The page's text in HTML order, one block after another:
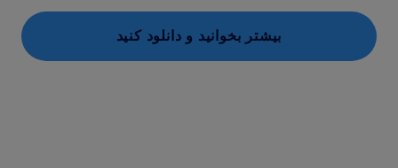
بیشتر بخوانید و دانلود کنید